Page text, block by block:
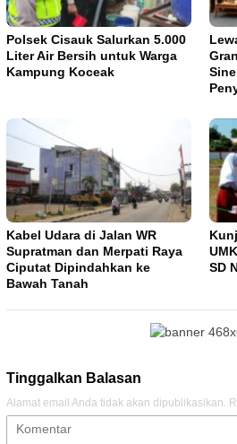
Polsek Cisauk Salurkan 5.000
Liter Air Bersih untuk Warga
Kampung Koceak
Kabel Udara di Jalan WR
Supratman dan Merpati Raya
Ciputat Dipindahkan ke
Bawah Tanah
SD
Tinggalkan Balasan
Alamat email Anda tidak akan dipublikasikan.